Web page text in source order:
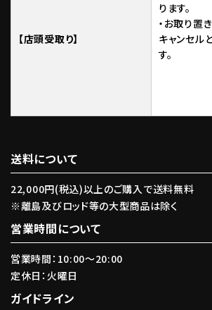
【店頭受取り】
ります。
・お取り置
キャンセル
す。
送料について
22,000円(税込)以上のご購入で送料無料
※離島及びロッド等の大型商品は除く
営業時間について
営業時間：10:00〜20:00
定休日：火曜日
ガイドライン